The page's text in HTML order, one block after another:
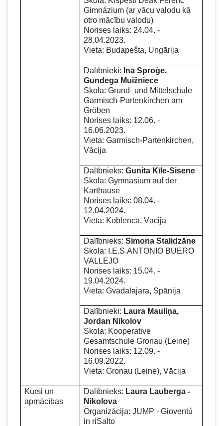
Gimnázium (ar vācu valodu kā
otro mācību valodu)
Norises laiks: 24.04. -
28.04.2023.
Vieta: Budapešta, Ungārija
Dalībnieki: Ina Sproģe,
Gundega Muižniece
Skola: Grund- und Mittelschule
Garmisch-Partenkirchen am
Gröben
Norises laiks: 12.06. -
16.06.2023.
Vieta: Garmisch-Partenkirchen,
Vācija
Dalībnieks:Gunita Kīle-Sisene
Skola: Gymnasium auf der
Karthause
Norises laiks: 08.04. -
12.04.2024.
Vieta: Koblenca, Vācija
Dalībnieks:Simona Stalidzāne
Skola: I.E.S.ANTONIO BUERO
VALLEJO
Norises laiks: 15.04. -
19.04.2024.
Vieta: Gvadalajara, Spānija
Dalībnieki: Laura Mauliņa,
Jordan Nikolov
Skola: Kooperative
Gesamtschule Gronau (Leine)
Norises laiks: 12.09. -
16.09.2022.
Vieta: Gronau (Leine), Vācija
Kursi un
apmācības
Dalībnieks: Laura Lauberga -
Nikolova
Organizācija: JUMP - Gioventù
in riSalto